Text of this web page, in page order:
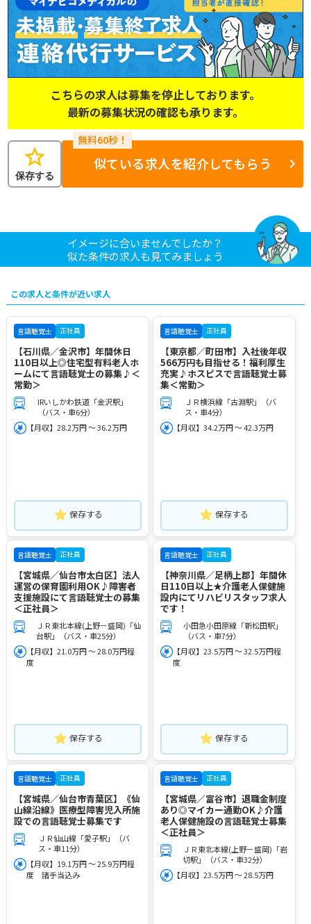
こちらの求人は募集を停止しております。
最新の募集状況の確認も承ります。
star
保存する
似ている求人を紹介してもらう
イメージに合いませんでしたか？
似た条件の求人も見てみましょう
この求人と条件が近い求人
言語聴覚士 正社員
【石川県／金沢市】年間休日
110日以上◎住宅型有料老人ホ
ームにて言語聴覚士の募集♪＜
常勤＞
IRいしかわ鉄道「金沢駅」
（バス・車6分）
【月収】28.2万円 ～ 36.2万円
保存する
言語聴覚士 正社員
【東京都／町田市】入社後年収
566万円も目指せる！福利厚生
充実♪ホスピスで言語聴覚士募
集＜常勤＞
ＪＲ横浜線「古淵駅」（バ
ス・車4分）
【月収】34.2万円 ～ 42.3万円
保存する
言語聴覚士 正社員
【宮城県／仙台市太白区】法人
運営の保育園利用OK♪障害者
支援施設にて言語聴覚士の募集
＜正社員＞
ＪＲ東北本線(上野－盛岡)「仙
台駅」（バス・車25分）
【月収】21.0万円 ～ 28.0万円程
度
保存する
言語聴覚士 正社員
【神奈川県／足柄上郡】年間休
日110日以上★介護老人保健施
設内にてリハビリスタッフ求人
です！
小田急小田原線「新松田駅」
（バス・車7分）
【月収】23.5万円 ～ 32.5万円程
度
保存する
言語聴覚士 正社員
【宮城県／仙台市青葉区】《仙
山線沿線》医療型障害児入所施
設での言語聴覚士募集です
ＪＲ仙山線「愛子駅」（バ
ス・車11分）
【月収】19.1万円 ～ 25.9万円程
度 諸手当込み
言語聴覚士 正社員
【宮城県／富谷市】退職金制度
あり◎マイカー通勤OK♪介護
老人保健施設の言語聴覚士募集
＜正社員＞
ＪＲ東北本線(上野－盛岡)「岩
切駅」（バス・車32分）
【月収】23.5万円 ～ 28.5万円